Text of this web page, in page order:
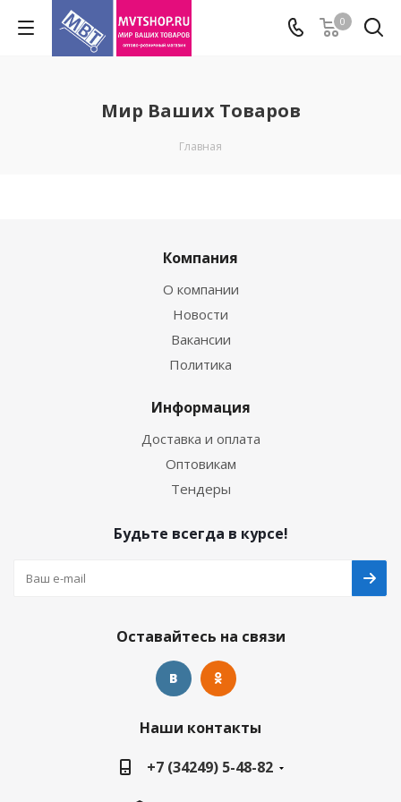
0
Мир Ваших Товаров
Главная
Компания
О компании
Новости
Вакансии
Политика
Информация
Доставка и оплата
Оптовикам
Тендеры
Будьте всегда в курсе!
Оставайтесь на связи
Наши контакты
+7 (34249) 5-48-82